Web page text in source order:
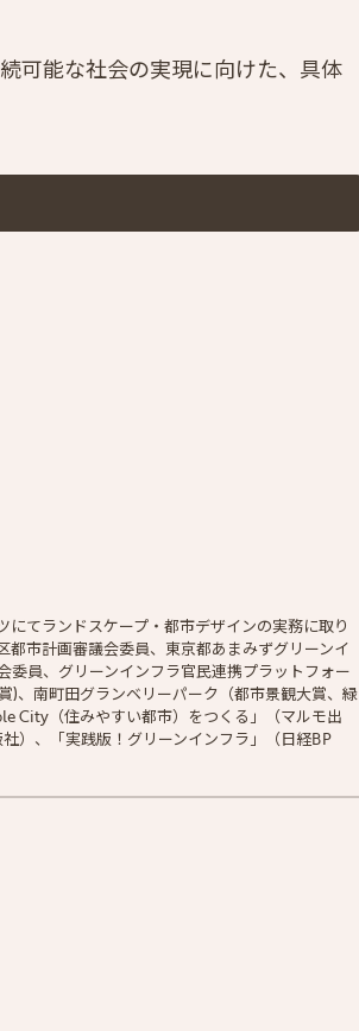
可能な社会の実現に向けた、具体
てランドスケープ・都市デザインの実務に取り
市計画審議会委員、東京都あまみずグリーンイ
員、グリーンインフラ官民連携プラットフォー
、南町田グランベリーパーク（都市景観大賞、緑
City（住みやすい都市）をつくる」（マルモ出
）、「実践版！グリーンインフラ」（日経BP